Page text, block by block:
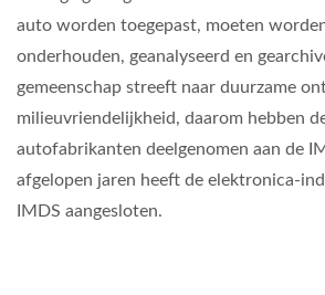
auto worden toegepast, moeten
onderhouden, geanalyseerd en
gemeenschap streeft naar duurzame
milieuvriendelijkheid, daarom hebben
autofabrikanten deelgenomen aan de
afgelopen jaren heeft de elektronica-
IMDS aangesloten.